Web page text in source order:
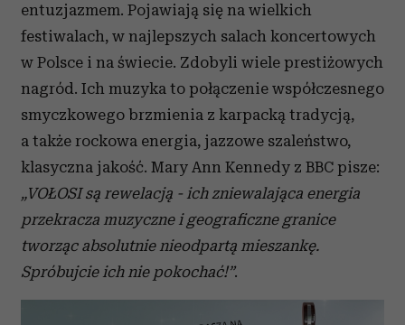
entuzjazmem. Pojawiają się na wielkich
festiwalach, w najlepszych salach koncertowych
w Polsce i na świecie. Zdobyli wiele prestiżowych
nagród. Ich muzyka to połączenie współczesnego
smyczkowego brzmienia z karpacką tradycją,
a także rockowa energia, jazzowe szaleństwo,
klasyczna jakość. Mary Ann Kennedy z BBC pisze:
„VOŁOSI są rewelacją - ich zniewalająca energia
przekracza muzyczne i geograficzne granice
tworząc absolutnie nieodpartą mieszankę.
Spróbujcie ich nie pokochać!”.